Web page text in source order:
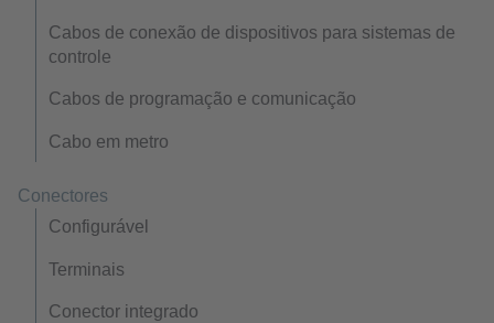
Cabos de conexão de dispositivos para sistemas de
controle
Cabos de programação e comunicação
Cabo em metro
Conectores
Configurável
Terminais
Conector integrado